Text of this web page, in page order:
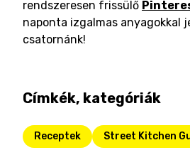
rendszeresen frissülő
naponta izgalmas anyagokkal
csatornánk!
Címkék, kategóriák
Receptek Street Kitchen